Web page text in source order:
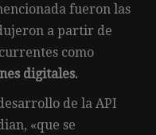
fueron las
a partir de
como
digitales.
de la API
«que se